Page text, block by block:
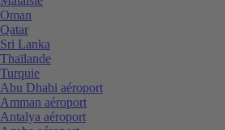
Oman
Qatar
Sri Lanka
Thaïlande
Turquie
Abu Dhabi aéroport
Amman aéroport
Antalya aéroport